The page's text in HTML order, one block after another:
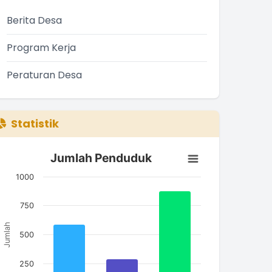
Berita Desa
Program Kerja
Peraturan Desa
Statistik
Jumlah Penduduk
Bar chart with 3 bars.
The chart has 1 X axis displaying categories.
The chart has 1 Y axis displaying Jumlah. Data ranges
Jumlah
Jumlah Penduduk
250
500
750
1000